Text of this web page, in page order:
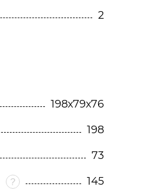
2
198х79х76
198
73
145